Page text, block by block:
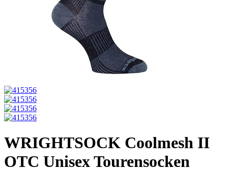
WRIGHTSOCK Coolmesh II
OTC Unisex Tourensocken